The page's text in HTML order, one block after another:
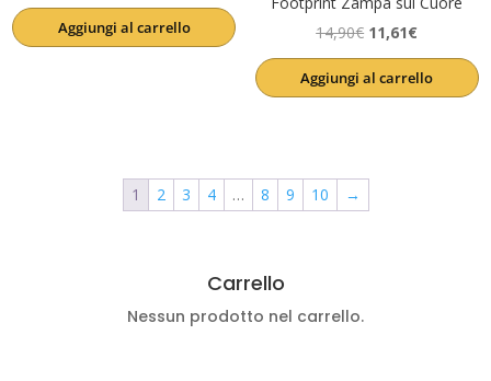
Aggiungi al carrello
14,90€ Il
prezzo
originale
11,61€Il
prezzo
attuale
Aggiungi al carrello
1 2 3 4 … 8 9 10 →
Carrello
Nessun prodotto nel carrello.